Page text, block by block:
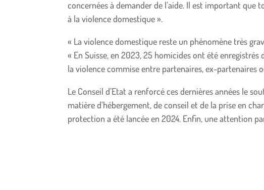
concernées à demander de l’aide. Il est important
à la violence domestique ».
« La violence domestique reste un phénomène très
« En Suisse, en 2023, 25 homicides ont été
la violence commise entre partenaires, ex-partenaires
Le Conseil d’Etat a renforcé ces dernières années le
matière d’hébergement, de conseil et de la prise en
protection a été lancée en 2024. Enfin, une attention